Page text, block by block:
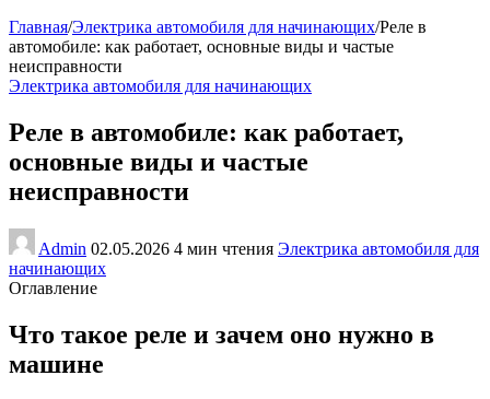
Главная/Электрика автомобиля для начинающих/Реле в
автомобиле: как работает, основные виды и частые
неисправности
Электрика автомобиля для начинающих
Реле в автомобиле: как работает,
основные виды и частые
неисправности
Admin 02.05.2026 4 мин чтения Электрика автомобиля для
начинающих
Оглавление
Что такое реле и зачем оно нужно в
машине